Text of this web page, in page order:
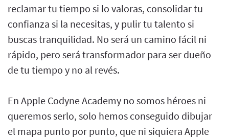
reclamar tu tiempo si lo valoras, consolidar tu
confianza si la necesitas, y pulir tu talento si
buscas tranquilidad. No será un camino fácil ni
rápido, pero será transformador para ser dueño
de tu tiempo y no al revés.
En Apple Codyne Academy no somos héroes ni
queremos serlo, solo hemos conseguido dibujar
el mapa punto por punto, que ni siquiera Apple